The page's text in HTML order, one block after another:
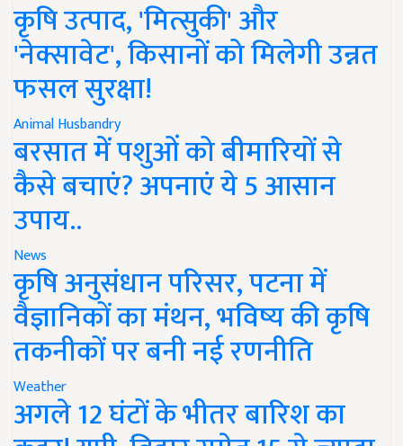
कृषि उत्पाद, 'मित्सुकी' और
'नेक्सावेट', किसानों को मिलेगी उन्नत
फसल सुरक्षा!
Animal Husbandry
बरसात में पशुओं को बीमारियों से
कैसे बचाएं? अपनाएं ये 5 आसान
उपाय..
News
कृषि अनुसंधान परिसर, पटना में
वैज्ञानिकों का मंथन, भविष्य की कृषि
तकनीकों पर बनी नई रणनीति
Weather
अगले 12 घंटों के भीतर बारिश का